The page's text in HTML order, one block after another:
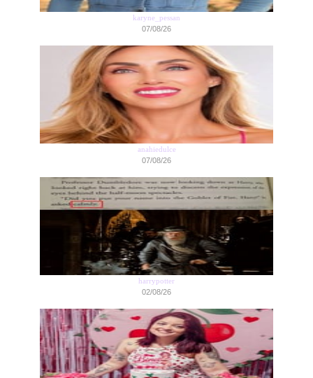
karyne_pessan
07/08/26
anahiedulce
07/08/26
harrypotter
02/08/26